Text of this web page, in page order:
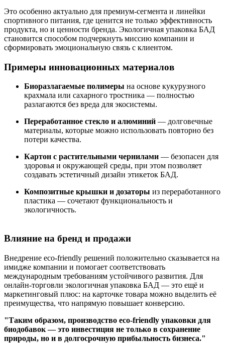
Это особенно актуально для премиум-сегмента и линейки
спортивного питания, где ценится не только эффективность
продукта, но и ценности бренда. Экологичная упаковка БАД
становится способом подчеркнуть миссию компании и
сформировать эмоциональную связь с клиентом.
Примеры инновационных материалов
Биоразлагаемые полимеры на основе кукурузного
крахмала или сахарного тростника — полностью
разлагаются без вреда для экосистемы.
Переработанное стекло и алюминий — долговечные
материалы, которые можно использовать повторно без
потери качества.
Картон с растительными чернилами — безопасен для
здоровья и окружающей среды, при этом позволяет
создавать эстетичный дизайн этикеток БАД.
Композитные крышки и дозаторы из переработанного
пластика — сочетают функциональность и
экологичность.
Влияние на бренд и продажи
Внедрение eco-friendly решений положительно сказывается на
имидже компании и помогает соответствовать
международным требованиям устойчивого развития. Для
онлайн-торговли экологичная упаковка БАД — это ещё и
маркетинговый плюс: на карточке товара можно выделить её
преимущества, что напрямую повышает конверсию.
Таким образом, производство eco-friendly упаковки для
биодобавок — это инвестиция не только в сохранение
природы, но и в долгосрочную прибыльность бизнеса.